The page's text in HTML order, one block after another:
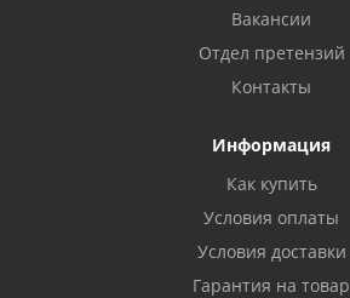
Вакансии
Отдел претензий
Контакты
Информация
Как купить
Условия оплаты
Условия доставки
Гарантия на товар